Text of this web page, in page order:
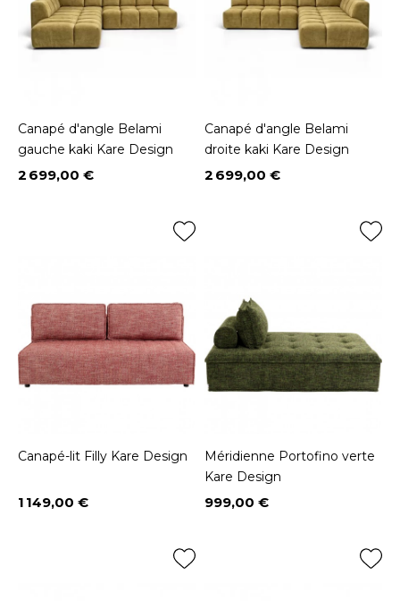
Canapé d'angle Belami
gauche kaki Kare Design
Prix
2 699,00 €
Canapé d'angle Belami
droite kaki Kare Design
Prix
2 699,00 €
Canapé-lit Filly Kare Design
Prix
1 149,00 €
Méridienne Portofino verte
Kare Design
Prix
999,00 €